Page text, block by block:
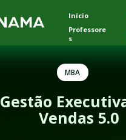
Gestão
Vendas 5.0
Início
Professore
s
MBA